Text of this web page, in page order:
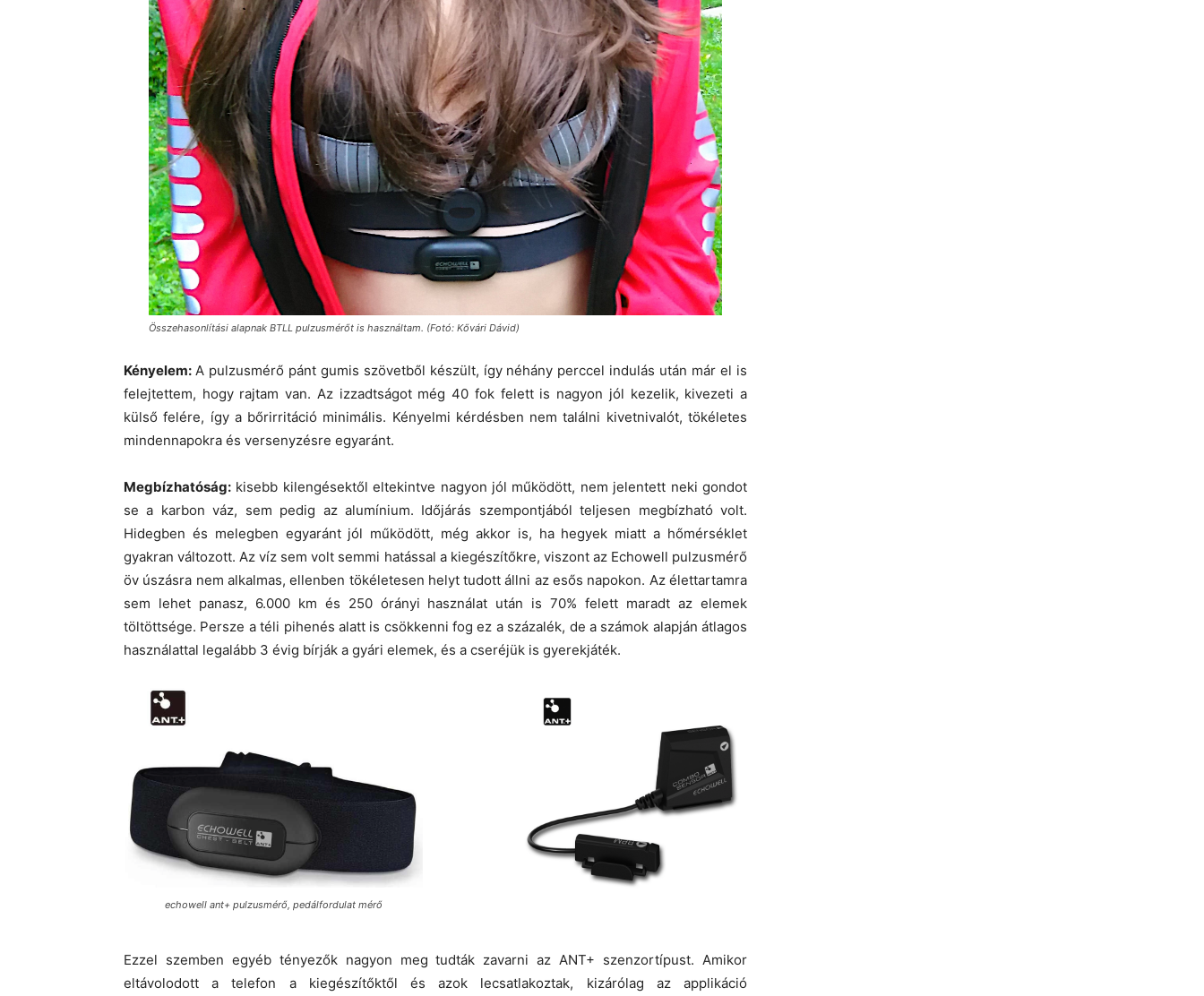
Összehasonlítási alapnak BTLL pulzusmérőt is használtam. (Fotó: Kővári Dávid)
Kényelem: A pulzusmérő pánt gumis szövetből készült, így néhány perccel indulás után már el is
felejtettem, hogy rajtam van. Az izzadtságot még 40 fok felett is nagyon jól kezelik, kivezeti a
külső felére, így a bőrirritáció minimális. Kényelmi kérdésben nem találni kivetnivalót, tökéletes
mindennapokra és versenyzésre egyaránt.
Megbízhatóság: kisebb kilengésektől eltekintve nagyon jól működött, nem jelentett neki gondot
se a karbon váz, sem pedig az alumínium. Időjárás szempontjából teljesen megbízható volt.
Hidegben és melegben egyaránt jól működött, még akkor is, ha hegyek miatt a hőmérséklet
gyakran változott. Az víz sem volt semmi hatással a kiegészítőkre, viszont az Echowell pulzusmérő
öv úszásra nem alkalmas, ellenben tökéletesen helyt tudott állni az esős napokon. Az élettartamra
sem lehet panasz, 6.000 km és 250 órányi használat után is 70% felett maradt az elemek
töltöttsége. Persze a téli pihenés alatt is csökkenni fog ez a százalék, de a számok alapján átlagos
használattal legalább 3 évig bírják a gyári elemek, és a cseréjük is gyerekjáték.
echowell ant+ pulzusmérő, pedálfordulat mérő
Ezzel szemben egyéb tényezők nagyon meg tudták zavarni az ANT+ szenzortípust. Amikor
eltávolodott a telefon a kiegészítőktől és azok lecsatlakoztak, kizárólag az applikáció